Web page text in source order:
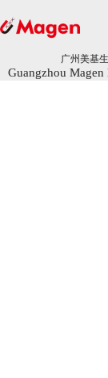
广州美基
Guangzhou
广州美基
Guangzhou